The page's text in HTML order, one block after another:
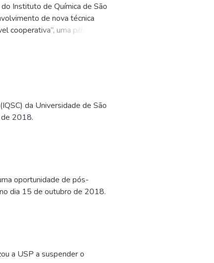
Instituto de Química de São
de nova técnica
cooperativa”, uma pilha
energia elétrica.
da Universidade de São
de 2018.
oportunidade de pós-
dia 15 de outubro de 2018.
a USP a suspender o